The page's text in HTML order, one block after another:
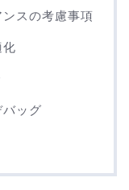
スの考慮事項
化
バッグ